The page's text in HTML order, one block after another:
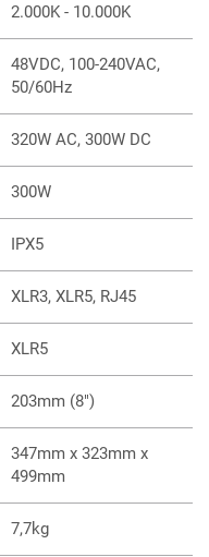
2.000K - 10.000K
48VDC, 100-240VAC,
50/60Hz
320W AC, 300W DC
300W
IPX5
XLR3, XLR5, RJ45
XLR5
203mm (8")
347mm x 323mm x
499mm
7,7kg